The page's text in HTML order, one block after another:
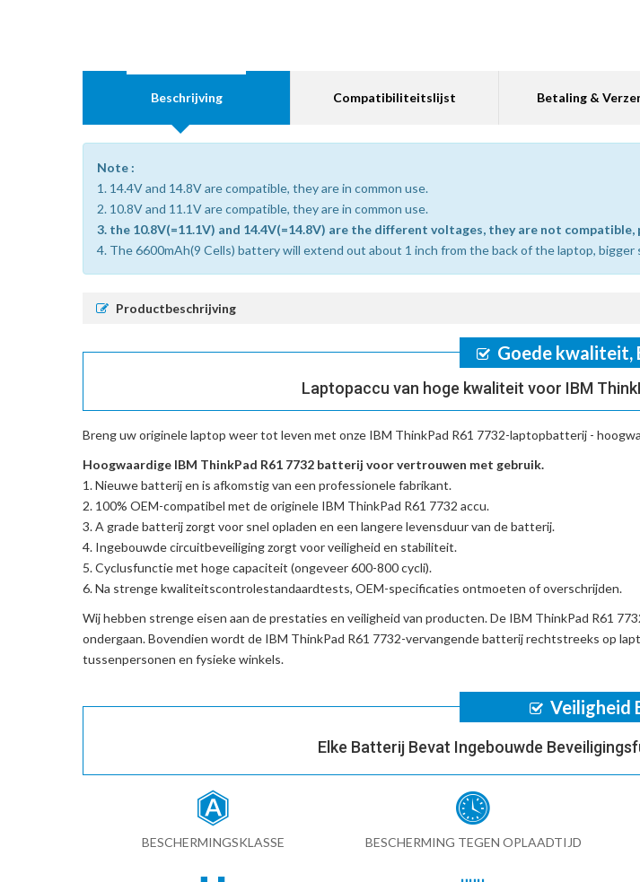
Beschrijving Compatibiliteitslijst Betaling &
Note :
1. 14.4V and 14.8V are compatible, they are in common use.
2. 10.8V and 11.1V are compatible, they are in common use.
3. the 10.8V(=11.1V) and 14.4V(=14.8V) are the different voltages, they are not
4. The 6600mAh(9 Cells) battery will extend out about 1 inch from the back of the laptop, bigger
Productbeschrijving
Goede kwaliteit,
Laptopaccu van hoge kwaliteit voor IBM
Breng uw originele laptop weer tot leven met onze IBM ThinkPad R61 7732-laptopbatterij -
Hoogwaardige IBM ThinkPad R61 7732 batterij voor vertrouwen met gebruik.
Nieuwe batterij en is afkomstig van een professionele fabrikant.
100% OEM-compatibel met deoriginele IBM ThinkPad R61 7732 accu.
A grade batterij zorgt voor snel opladen en een langere levensduur van de batterij.
Ingebouwde circuitbeveiliging zorgt voor veiligheid en stabiliteit.
Cyclusfunctie met hoge capaciteit (ongeveer 600-800 cycli).
Na strenge kwaliteitscontrolestandaardtests, OEM-specificaties ontmoeten of overschrijden.
Wij hebben strenge eisen aan de prestaties en veiligheid van producten. De IBM ThinkPad R61
ondergaan. Bovendien wordt de IBM ThinkPad R61 7732-vervangende batterijrechtstreeks op
tussenpersonen en fysieke winkels.
Veiligheid
Elke Batterij Bevat Ingebouwde
BESCHERMINGSKLASSE BESCHERMING TEGEN OPLAADTIJD